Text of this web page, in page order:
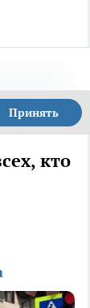
Принять
кто